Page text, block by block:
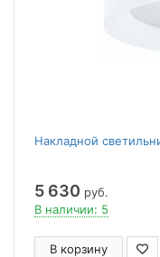
Накладной
5 630 руб.
В наличии: 5
В корзину